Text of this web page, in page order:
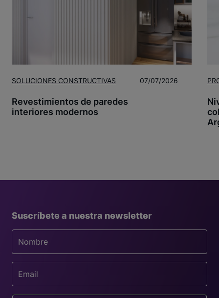
SOLUCIONES CONSTRUCTIVAS 07/07/2026
Revestimientos de paredes
interiores modernos
Suscríbete a nuestra newsletter